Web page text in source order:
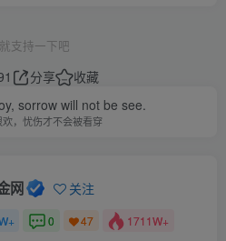
支持一下吧
分享
收藏
sorrow will not be see.
，忧伤才不会被看穿
网 关注
0 47 1711W+